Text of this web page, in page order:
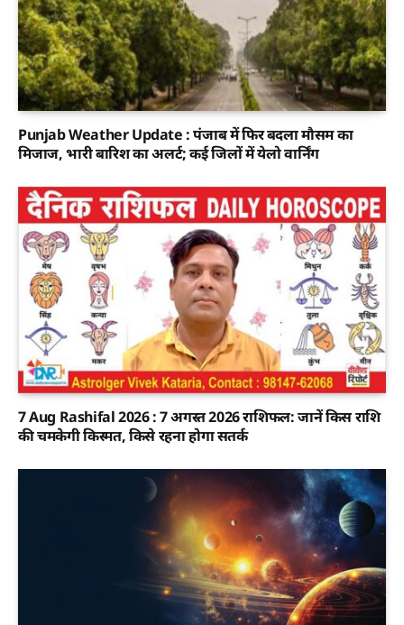
Punjab Weather Update : पंजाब में फिर बदला मौसम का
मिजाज, भारी बारिश का अलर्ट; कई जिलों में येलो वार्निंग
7 Aug Rashifal 2026 : 7 अगस्त 2026 राशिफल: जानें किस राशि
की चमकेगी किस्मत, किसे रहना होगा सतर्क